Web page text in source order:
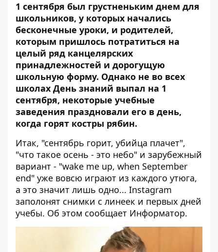
1 сентября был грустненьким днем для
школьников, у которых начались
бесконечные уроки, и родителей,
которым пришлось потратиться на
целый ряд канцелярских
принадлежностей и дорогущую
школьную форму. Однако не во всех
школах День знаний выпал на 1
сентября, некоторые учебные
заведения праздновали его в день,
когда горят костры рябин.
Итак, "сентябрь горит, убийца плачет",
"что такое осень - это небо" и зарубежный
вариант - "wake me up, when September
end" уже вовсю играют из каждого утюга,
а это значит лишь одно... Instagram
заполонят снимки с линеек и первых дней
учебы. Об этом сообщает Информатор.